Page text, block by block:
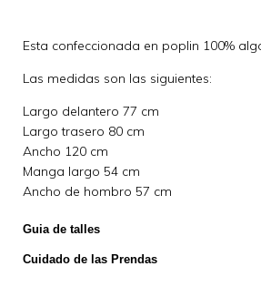
Esta confeccionada en poplin 100%
Las medidas son las siguientes:
Largo delantero 77 cm
Largo trasero 80 cm
Ancho 120 cm
Manga largo 54 cm
Ancho de hombro 57 cm
Guia de talles
Cuidado de las Prendas